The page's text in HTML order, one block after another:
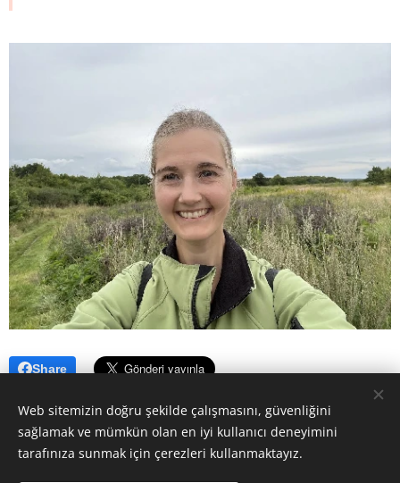
Share
© 2025 SF HILLERØD | Alle rettigheder forbeholdes.
Web sitemizin doğru şekilde çalışmasını, güvenliğini
sağlamak ve mümkün olan en iyi kullanıcı deneyimini
tarafınıza sunmak için çerezleri kullanmaktayız.